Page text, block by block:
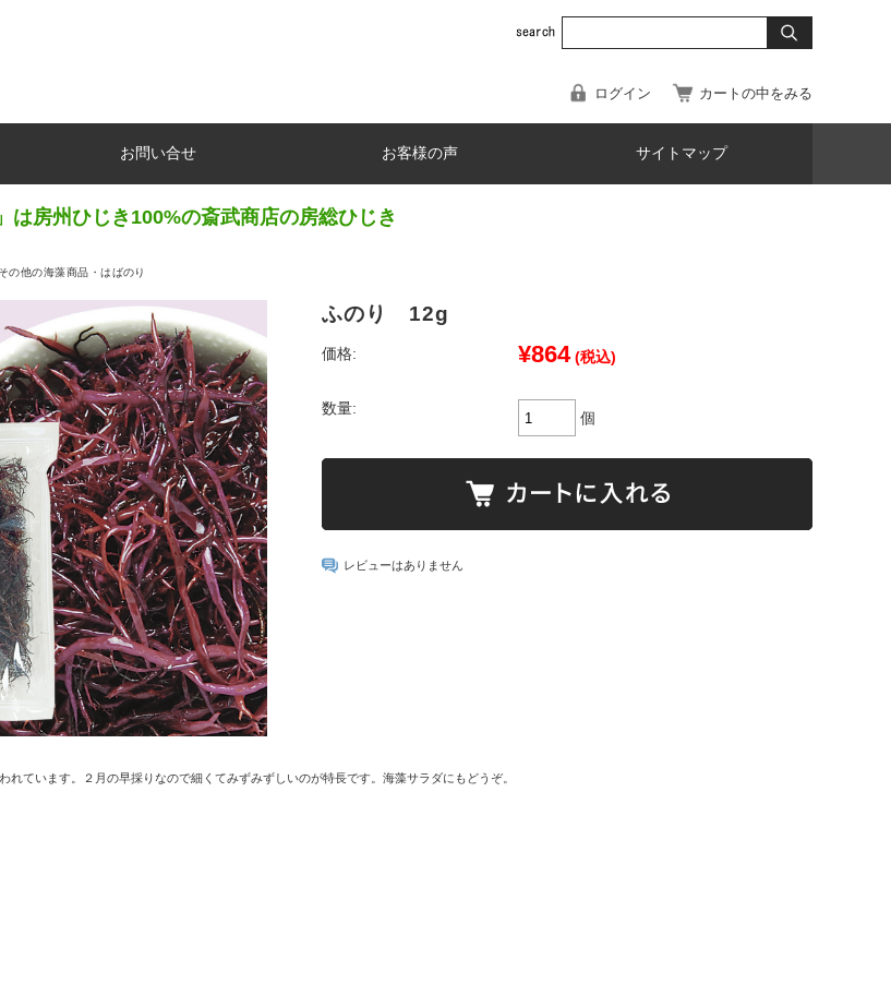
ログイン カートの中をみる
お問い合せ お客様の声 サイトマップ
は房州ひじき100%の斎武商店の房総ひじき
その他の海藻商品・はばのり
ふのり 12g
価格: ¥864 (税込)
数量:
個
レビューはありません
れています。２月の早採りなので細くてみずみずしいのが特長です。海藻サラダにもどうぞ。